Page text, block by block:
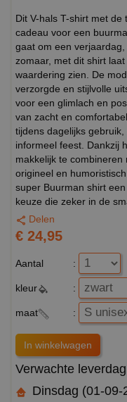
Dit V-hals T-shirt met
cadeau voor een
gaat om een
zomaar, met dit shirt
waardering zien. De
verzorgde en stijlvolle
voor een glimlach en
van zacht en
tijdens dagelijks
informeel feest. Dankzij
makkelijk te
origineel en
super Buurman shirt
keuze die zeker in de
Delen
€ 24,95
Aantal :
kleur :
maat :
Verwachte
Dinsdag (01-09-